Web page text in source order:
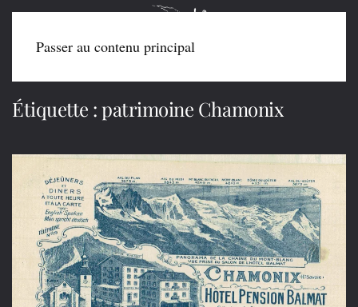
Passer au contenu principal
Étiquette :patrimoine Chamonix